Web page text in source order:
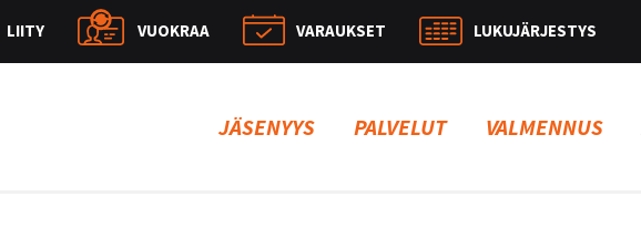
LIITY VUOKRAA VARAUKSET LUKUJÄRJESTYS
JÄSENYYS PALVELUT VALMENNUS